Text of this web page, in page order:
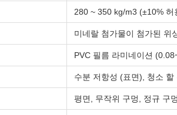
280 ~ 350 kg/m3 (±10% 허
미네랄 첨가물이 첨가된 위
PVC 필름 라미네이션
수분 저항성 (표면), 청소
평면, 무작위 구멍, 정규 구